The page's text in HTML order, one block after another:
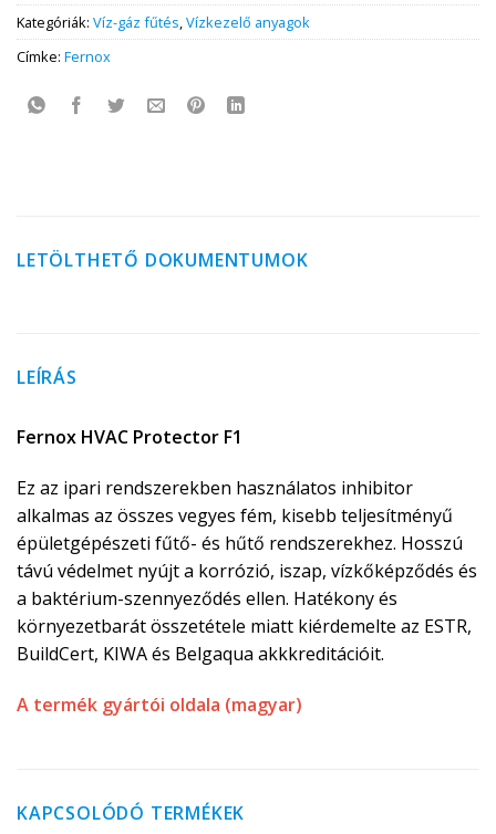
Kategóriák: Víz-gáz fűtés,Vízkezelő anyagok
Címke: Fernox
LETÖLTHETŐ DOKUMENTUMOK
LEÍRÁS
Fernox HVAC Protector F1
Ez az ipari rendszerekben használatos inhibitor
alkalmas az összes vegyes fém, kisebb teljesítményű
épületgépészeti fűtő- és hűtő rendszerekhez. Hosszú
távú védelmet nyújt a korrózió, iszap, vízkőképződés és
a baktérium-szennyeződés ellen. Hatékony és
környezetbarát összetétele miatt kiérdemelte az ESTR,
BuildCert, KIWA és Belgaqua akkkreditációit.
A termék gyártói oldala (magyar)
KAPCSOLÓDÓ TERMÉKEK